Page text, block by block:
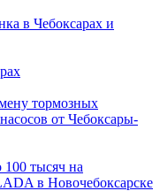
в Чебоксарах и
тормозных
от Чебоксары-
100 тысяч на
в Новочебоксарске